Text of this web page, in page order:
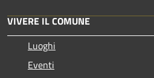
VIVERE IL COMUNE
Luoghi
Eventi